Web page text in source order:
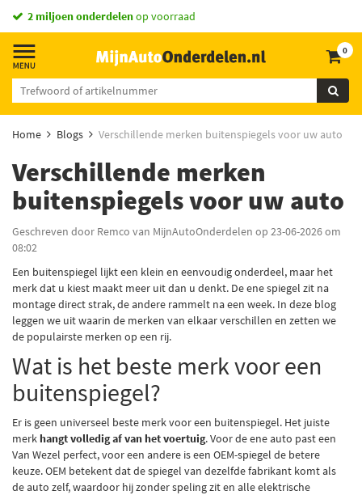
2 miljoen onderdelenop voorraad
0
Home Blogs Verschillende merken buitenspiegels voor uw auto
Verschillende merken
buitenspiegels voor uw auto
Geschreven door Remco van MijnAutoOnderdelen op 23-06-2026 om
08:02
Een buitenspiegel lijkt een klein en eenvoudig onderdeel, maar het
merk dat u kiest maakt meer uit dan u denkt. De ene spiegel zit na
montage direct strak, de andere rammelt na een week. In deze blog
leggen we uit waarin de merken van elkaar verschillen en zetten we
de populairste merken op een rij.
Wat is het beste merk voor een
buitenspiegel?
Er is geen universeel beste merk voor een buitenspiegel. Het juiste
merk hangt volledig af van het voertuig. Voor de ene auto past een
Van Wezel perfect, voor een andere is een OEM-spiegel de betere
keuze. OEM betekent dat de spiegel van dezelfde fabrikant komt als
de auto zelf, waardoor hij zonder speling zit en alle elektrische